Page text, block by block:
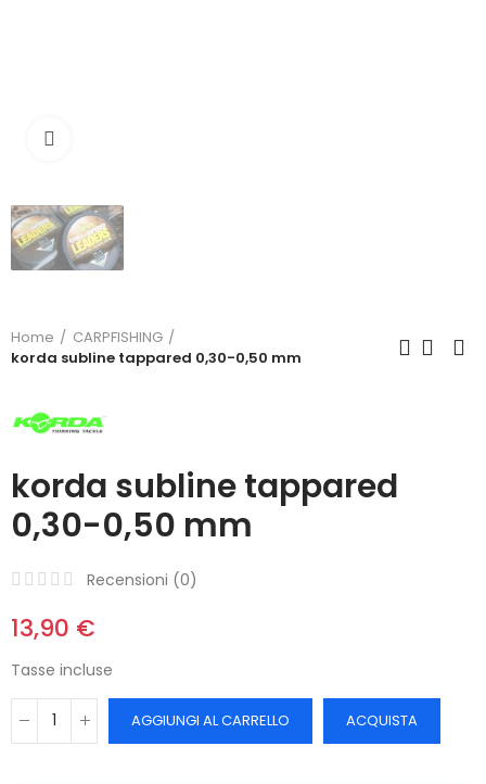
Home
CARPFISHING
korda subline tappared 0,30-0,50 mm
korda subline tappared
0,30-0,50 mm
Recensioni (0)
13,90 €
Tasse incluse
AGGIUNGI AL CARRELLO ACQUISTA